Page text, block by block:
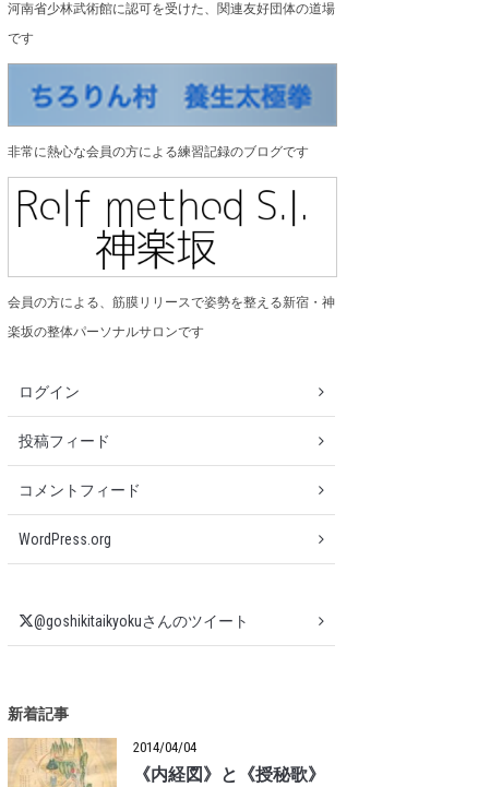
河南省少林武術館に認可を受けた、関連友好団体の道場
です
非常に熱心な会員の方による練習記録のブログです
会員の方による、筋膜リリースで姿勢を整える新宿・神
楽坂の整体パーソナルサロンです
ログイン
投稿フィード
コメントフィード
WordPress.org
@goshikitaikyokuさんのツイート
新着記事
2014/04/04
《内経図》と《授秘歌》